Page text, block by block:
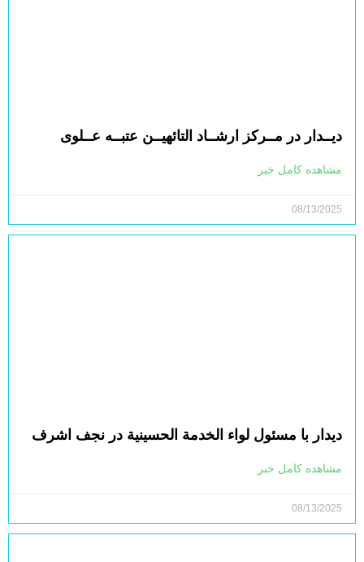
دیــدار در مــرکز ارشــاد التائهیــن عتبــه عــلوی
مشاهده کامل خبر
08/13/2025
دیدار با مسئول لواء الخدمة الحسينية در نجف اشرف
مشاهده کامل خبر
08/13/2025